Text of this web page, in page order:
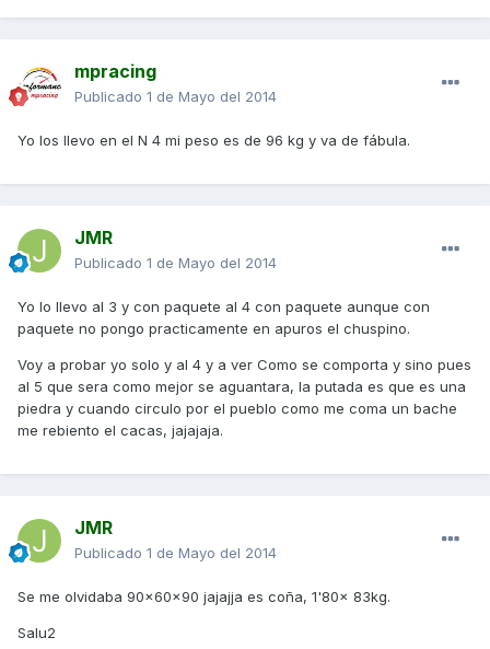
mpracing
Publicado 1 de Mayo del 2014
Yo los llevo en el N 4 mi peso es de 96 kg y va de fábula.
JMR
Publicado 1 de Mayo del 2014
Yo lo llevo al 3 y con paquete al 4 con paquete aunque con
paquete no pongo practicamente en apuros el chuspino.
Voy a probar yo solo y al 4 y a ver Como se comporta y sino pues
al 5 que sera como mejor se aguantara, la putada es que es una
piedra y cuando circulo por el pueblo como me coma un bache
me rebiento el cacas, jajajaja.
JMR
Publicado 1 de Mayo del 2014
Se me olvidaba 90x60x90 jajajja es coña, 1'80x 83kg.
Salu2